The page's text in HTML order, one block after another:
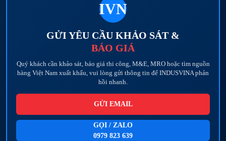
IVN
GỬI YÊU CẦU KHẢO SÁT &
BÁO GIÁ
Quý khách cần khảo sát, báo giá thi công, M&E, MRO hoặc tìm nguồn
hàng Việt Nam xuất khẩu, vui lòng gửi thông tin để INDUSVINA phản
hồi nhanh.
GỬI EMAIL
GỌI / ZALO
0979 823 639